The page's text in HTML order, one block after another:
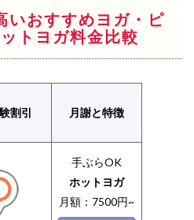
いおすすめヨガ・ピ
トヨガ料金比較
割引 月謝と特徴
手ぶらOK
ホットヨガ
月額：7500円~